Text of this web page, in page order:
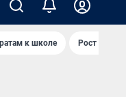
к школе Рост цен на